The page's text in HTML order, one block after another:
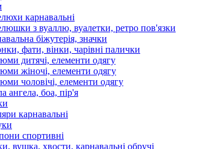
карнавальні
з вуаллю, вуалетки, ретро пов'язки
біжутерія, значки
фати, вінки, чарівні палички
дитячі, елементи одягу
жіночі, елементи одягу
чоловічі, елементи одягу
ангела, боа, пір'я
карнавальні
спортивні
вушка, хвости, карнавальні обручі